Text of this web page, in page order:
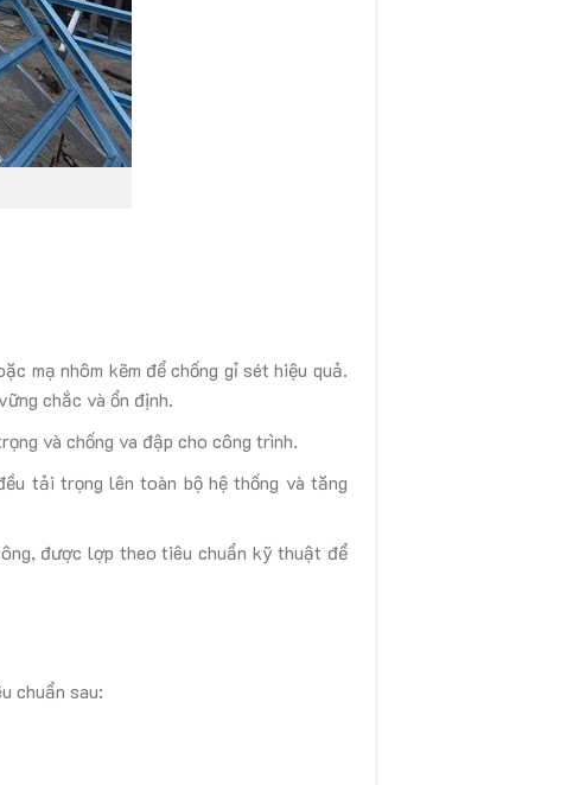
mạ nhôm kẽm để chống gỉ sét hiệu quả.
chắc và ổn định.
và chống va đập cho công trình.
tải trọng lên toàn bộ hệ thống và tăng
được lợp theo tiêu chuẩn kỹ thuật để
chuẩn sau: